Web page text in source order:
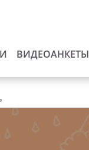
ВИДЕОАНКЕТЫ